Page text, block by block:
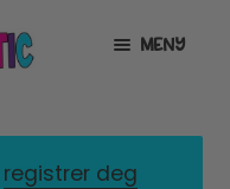
MENY
registrer deg